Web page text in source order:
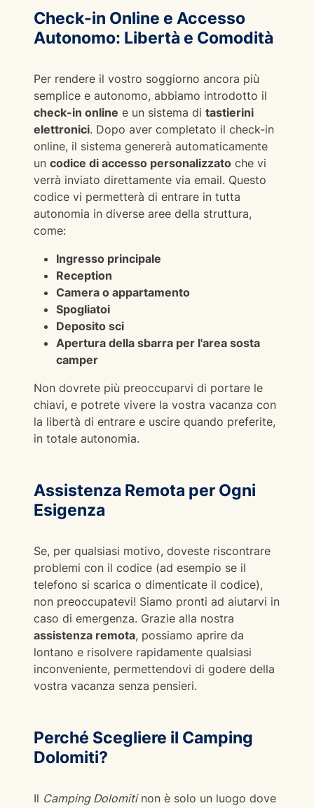
Check-in Online e Accesso
Autonomo: Libertà e Comodità
Per rendere il vostro soggiorno ancora più
semplice e autonomo, abbiamo introdotto il
check-in online e un sistema di tastierini
elettronici. Dopo aver completato il check-in
online, il sistema genererà automaticamente
un codice di accesso personalizzato che vi
verrà inviato direttamente via email. Questo
codice vi permetterà di entrare in tutta
autonomia in diverse aree della struttura,
come:
Ingresso principale
Reception
Camera o appartamento
Spogliatoi
Deposito sci
Apertura della sbarra per l'area sosta
camper
Non dovrete più preoccuparvi di portare le
chiavi, e potrete vivere la vostra vacanza con
la libertà di entrare e uscire quando preferite,
in totale autonomia.
Assistenza Remota per Ogni
Esigenza
Se, per qualsiasi motivo, doveste riscontrare
problemi con il codice (ad esempio se il
telefono si scarica o dimenticate il codice),
non preoccupatevi! Siamo pronti ad aiutarvi in
caso di emergenza. Grazie alla nostra
assistenza remota, possiamo aprire da
lontano e risolvere rapidamente qualsiasi
inconveniente, permettendovi di godere della
vostra vacanza senza pensieri.
Perché Scegliere il Camping
Dolomiti?
Il Camping Dolomitinon è solo un luogo dove